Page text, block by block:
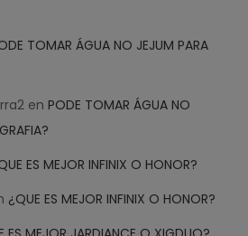
TOMAR ÁGUA NO JEJUM PARA
enPODE TOMAR ÁGUA NO
ES MEJOR INFINIX O HONOR?
¿QUE ES MEJOR INFINIX O HONOR?